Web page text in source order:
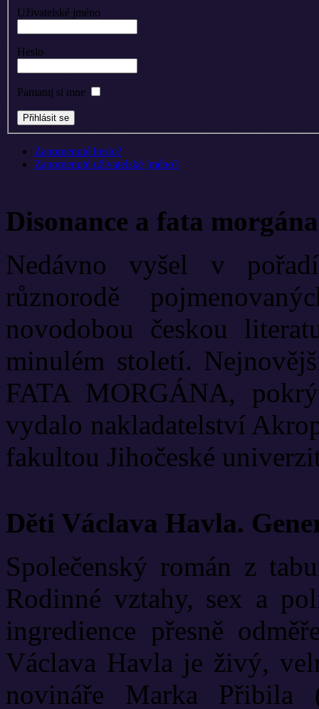
Uživatelské jméno
Heslo
Pamatuj si mne
Zapomenuté heslo?
Zapomenuté uživatelské jméno?
Disonance a fata morgána
Nedávno vyšel v
různorodě
novodobou českou
minulém století.
FATA MORGÁNA,
vydalo nakladatelství
fakultou Jihočeské
Děti Václava Havla.
Společenský román z
Rodinné vztahy, sex a
ingredience přesně
Václava Havla je živý,
novináře Marka Přibila